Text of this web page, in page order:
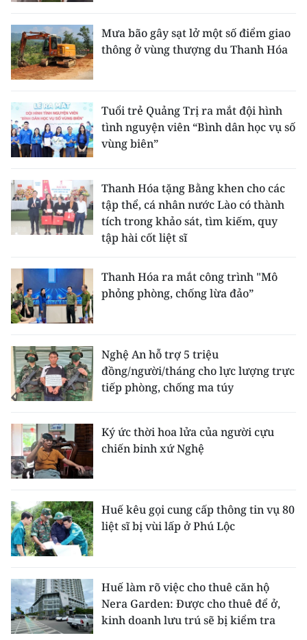
Mưa bão gây sạt lở một số điểm giao
thông ở vùng thượng du Thanh Hóa
Tuổi trẻ Quảng Trị ra mắt đội hình
tình nguyện viên “Bình dân học vụ số
vùng biên”
Thanh Hóa tặng Bằng khen cho các
tập thể, cá nhân nước Lào có thành
tích trong khảo sát, tìm kiếm, quy
tập hài cốt liệt sĩ
Thanh Hóa ra mắt công trình "Mô
phỏng phòng, chống lừa đảo”
Nghệ An hỗ trợ 5 triệu
đồng/người/tháng cho lực lượng trực
tiếp phòng, chống ma túy
Ký ức thời hoa lửa của người cựu
chiến binh xứ Nghệ
Huế kêu gọi cung cấp thông tin vụ 80
liệt sĩ bị vùi lấp ở Phú Lộc
Huế làm rõ việc cho thuê căn hộ
Nera Garden: Được cho thuê để ở,
kinh doanh lưu trú sẽ bị kiểm tra